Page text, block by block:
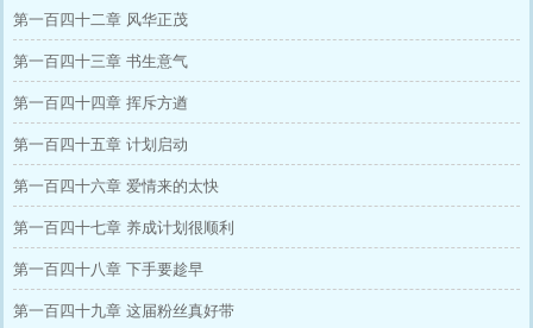
第一百四十二章 风华正茂
第一百四十三章 书生意气
第一百四十四章 挥斥方遒
第一百四十五章 计划启动
第一百四十六章 爱情来的太快
第一百四十七章 养成计划很顺利
第一百四十八章 下手要趁早
第一百四十九章 这届粉丝真好带